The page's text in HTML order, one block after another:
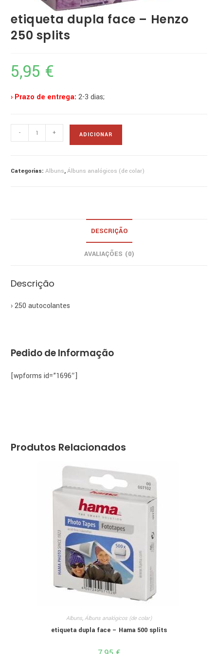
etiqueta dupla face – Henzo
250 splits
5,95 €
› Prazo de entrega: 2-3 dias;
Quantidade
de
- + ADICIONAR
Categorias:Albuns,Álbuns analógicos (de colar)
DESCRIÇÃO
AVALIAÇÕES (0)
Descrição
› 250 autocolantes
Pedido de Informação
[wpforms id=”1696″]
Produtos Relacionados
Albuns, Álbuns analógicos (de colar)
etiqueta dupla face – Hama 500 splits